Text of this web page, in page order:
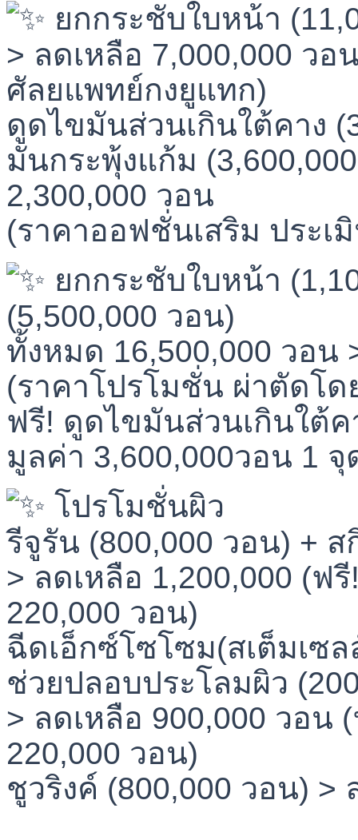
ยกกระชับใบหน้า
> ลดเหลือ 7,000,000 ว
ศัลยแพทย์กงยูแทก)
ดูดไขมันส่วนเกินใต้คาง
มันกระพุ้งแก้ม
2,300,000 วอน
(ราคาออฟชั่นเสริม ประเ
ยกกระชับใบหน้า
(5,500,000 วอน)
ทั้งหมด 16,500,000 วอน
(ราคาโปรโมชั่น ผ่าตัดโ
ฟรี! ดูดไขมันส่วนเกินใต้
มูลค่า 3,600,000วอน 1 จุ
โปรโมชั่นผิว
รีจูรัน (800,000 วอน) +
> ลดเหลือ 1,200,000 (ฟ
220,000 วอน)
ฉีดเอ็กซ์โซโซม(สเต็มเซ
ช่วยปลอบประโลมผิว
> ลดเหลือ 900,000 วอน
220,000 วอน)
ชูวริงค์ (800,000 วอน) >